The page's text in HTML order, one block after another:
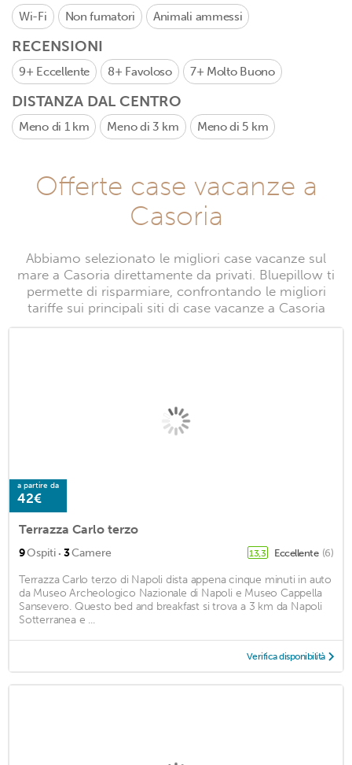
Wi-Fi Non fumatori Animali ammessi
RECENSIONI
9+ Eccellente 8+ Favoloso 7+ Molto Buono
DISTANZA DAL CENTRO
Meno di 1 km Meno di 3 km Meno di 5 km
Offerte case vacanze a
Casoria
Abbiamo selezionato le migliori case vacanze sul
mare a Casoria direttamente da privati. Bluepillow ti
permette di risparmiare, confrontando le migliori
tariffe sui principali siti di case vacanze a Casoria
a partire da
42€
Terrazza Carlo terzo
9Ospiti · 3Camere 13,3 Eccellente (6)
Terrazza Carlo terzo di Napoli dista appena cinque minuti in auto
da Museo Archeologico Nazionale di Napoli e Museo Cappella
Sansevero. Questo bed and breakfast si trova a 3 km da Napoli
Sotterranea e ...
Verifica disponibilità